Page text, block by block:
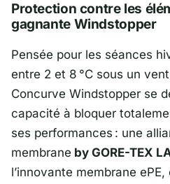
Protection contre les
gagnante Windstopper
Pensée pour les séances
entre 2 et 8 °C sous un
Concurve Windstopper se
capacité à bloquer
ses performances : une
membrane by GORE-TEX
l’innovante membrane ePE,